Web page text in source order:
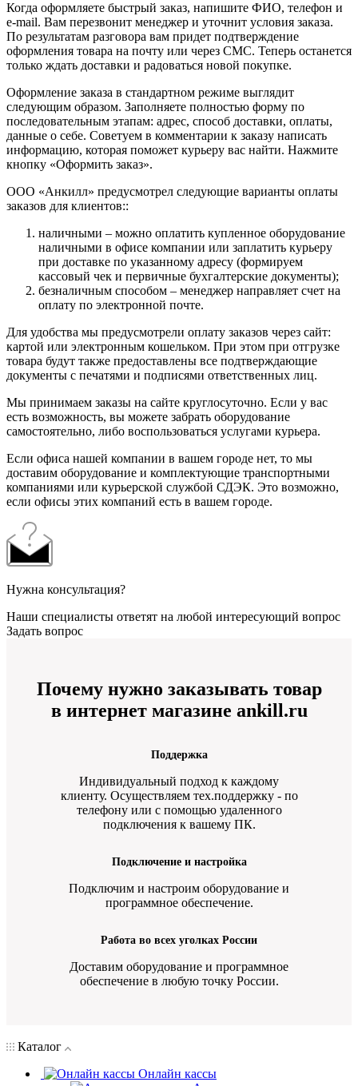
Когда оформляете быстрый заказ, напишите ФИО, телефон и
e-mail. Вам перезвонит менеджер и уточнит условия заказа.
По результатам разговора вам придет подтверждение
оформления товара на почту или через СМС. Теперь останется
только ждать доставки и радоваться новой покупке.
Оформление заказа в стандартном режиме выглядит
следующим образом. Заполняете полностью форму по
последовательным этапам: адрес, способ доставки, оплаты,
данные о себе. Советуем в комментарии к заказу написать
информацию, которая поможет курьеру вас найти. Нажмите
кнопку «Оформить заказ».
ООО «Анкилл» предусмотрел следующие варианты оплаты
заказов для клиентов::
наличными – можно оплатить купленное оборудование
наличными в офисе компании или заплатить курьеру
при доставке по указанному адресу (формируем
кассовый чек и первичные бухгалтерские документы);
безналичным способом – менеджер направляет счет на
оплату по электронной почте.
Для удобства мы предусмотрели оплату заказов через сайт:
картой или электронным кошельком. При этом при отгрузке
товара будут также предоставлены все подтверждающие
документы с печатями и подписями ответственных лиц.
Мы принимаем заказы на сайте круглосуточно. Если у вас
есть возможность, вы можете забрать оборудование
самостоятельно, либо воспользоваться услугами курьера.
Если офиса нашей компании в вашем городе нет, то мы
доставим оборудование и комплектующие транспортными
компаниями или курьерской службой СДЭК. Это возможно,
если офисы этих компаний есть в вашем городе.
Нужна консультация?
Наши специалисты ответят на любой интересующий вопрос
Задать вопрос
Почему нужно заказывать товар
в интернет магазине ankill.ru
Поддержка
Индивидуальный подход к каждому
клиенту. Осуществляем тех.поддержку - по
телефону или с помощью удаленного
подключения к вашему ПК.
Подключение и настройка
Подключим и настроим оборудование и
программное обеспечение.
Работа во всех уголках России
Доставим оборудование и программное
обеспечение в любую точку России.
Каталог
Онлайн кассы